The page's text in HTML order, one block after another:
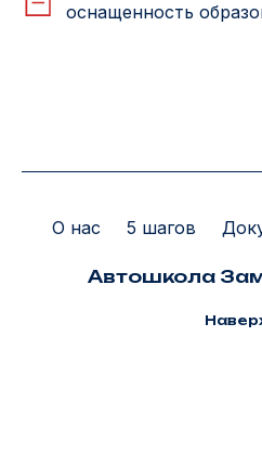
оснащенность
О нас 5 шагов
Автошкола